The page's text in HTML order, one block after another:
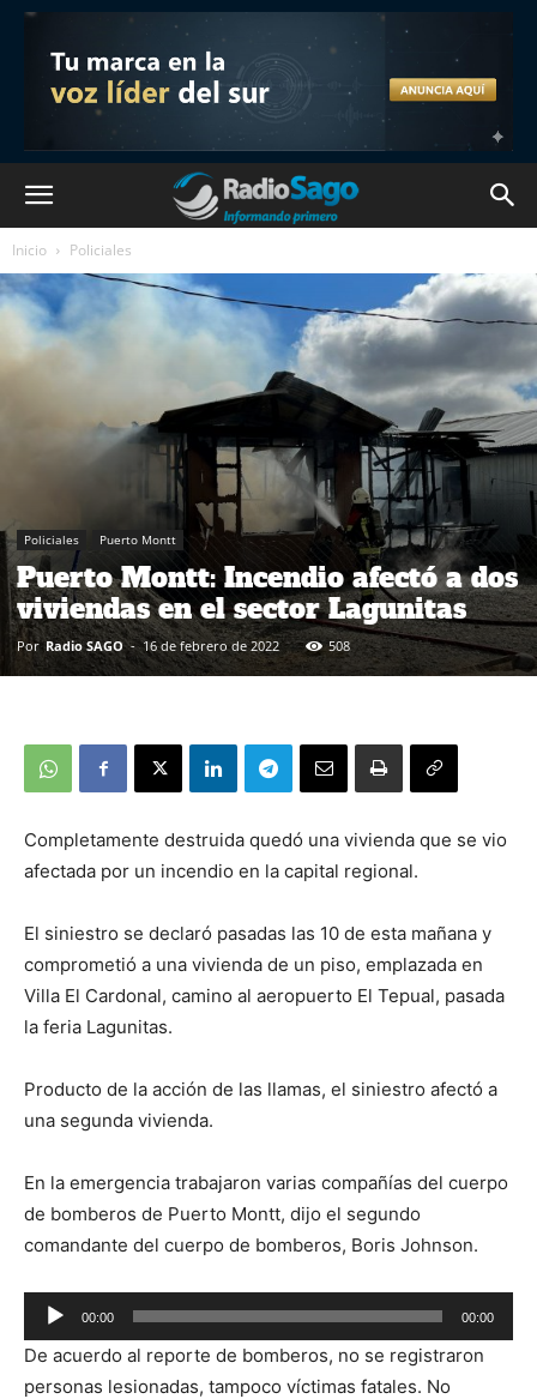
Inicio Policiales
Policiales Puerto Montt
Puerto Montt: Incendio afectó a dos
viviendas en el sector Lagunitas
Por Radio SAGO - 16 de febrero de 2022 508
Completamente destruida quedó una vivienda que se vio
afectada por un incendio en la capital regional.
El siniestro se declaró pasadas las 10 de esta mañana y
comprometió a una vivienda de un piso, emplazada en
Villa El Cardonal, camino al aeropuerto El Tepual, pasada
la feria Lagunitas.
Producto de la acción de las llamas, el siniestro afectó a
una segunda vivienda.
En la emergencia trabajaron varias compañías del cuerpo
de bomberos de Puerto Montt, dijo el segundo
comandante del cuerpo de bomberos, Boris Johnson.
Reproductor
de
audio
00:00 00:00
De acuerdo al reporte de bomberos, no se registraron
personas lesionadas, tampoco víctimas fatales. No